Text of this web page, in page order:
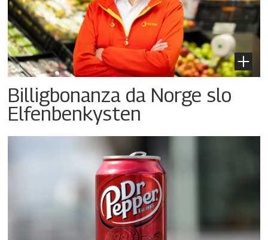
Billigbonanza da Norge slo
Elfenbenkysten